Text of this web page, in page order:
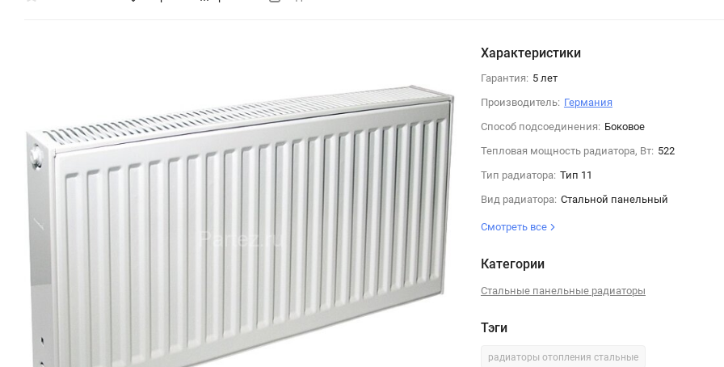
Характеристики
Гарантия: 5 лет
Производитель: Германия
Способ подсоединения: Боковое
Тепловая мощность радиатора, Вт: 522
Тип радиатора: Тип 11
Вид радиатора: Стальной панельный
Смотреть все
Категории
Стальные панельные радиаторы
Тэги
радиаторы отопления стальные